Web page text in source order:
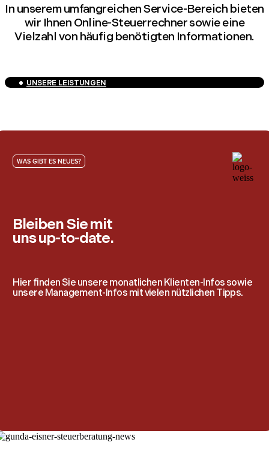
In unserem umfangreichen Service-Bereich bieten
wir Ihnen Online-Steuerrechner sowie eine
Vielzahl von häufig benötigten Informationen.
UNSERE LEISTUNGEN
WAS GIBT ES NEUES?
Bleiben Sie mit
uns up-to-date.
Hier finden Sie unsere monatlichen Klienten-Infos sowie
unsere Management-Infos mit vielen nützlichen Tipps.